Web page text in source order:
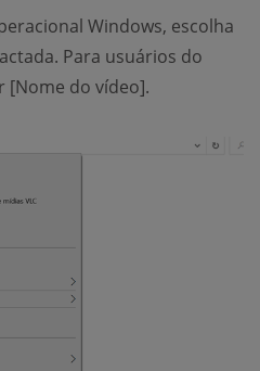
Windows, escolha
Para usuários do
[Nome do vídeo].